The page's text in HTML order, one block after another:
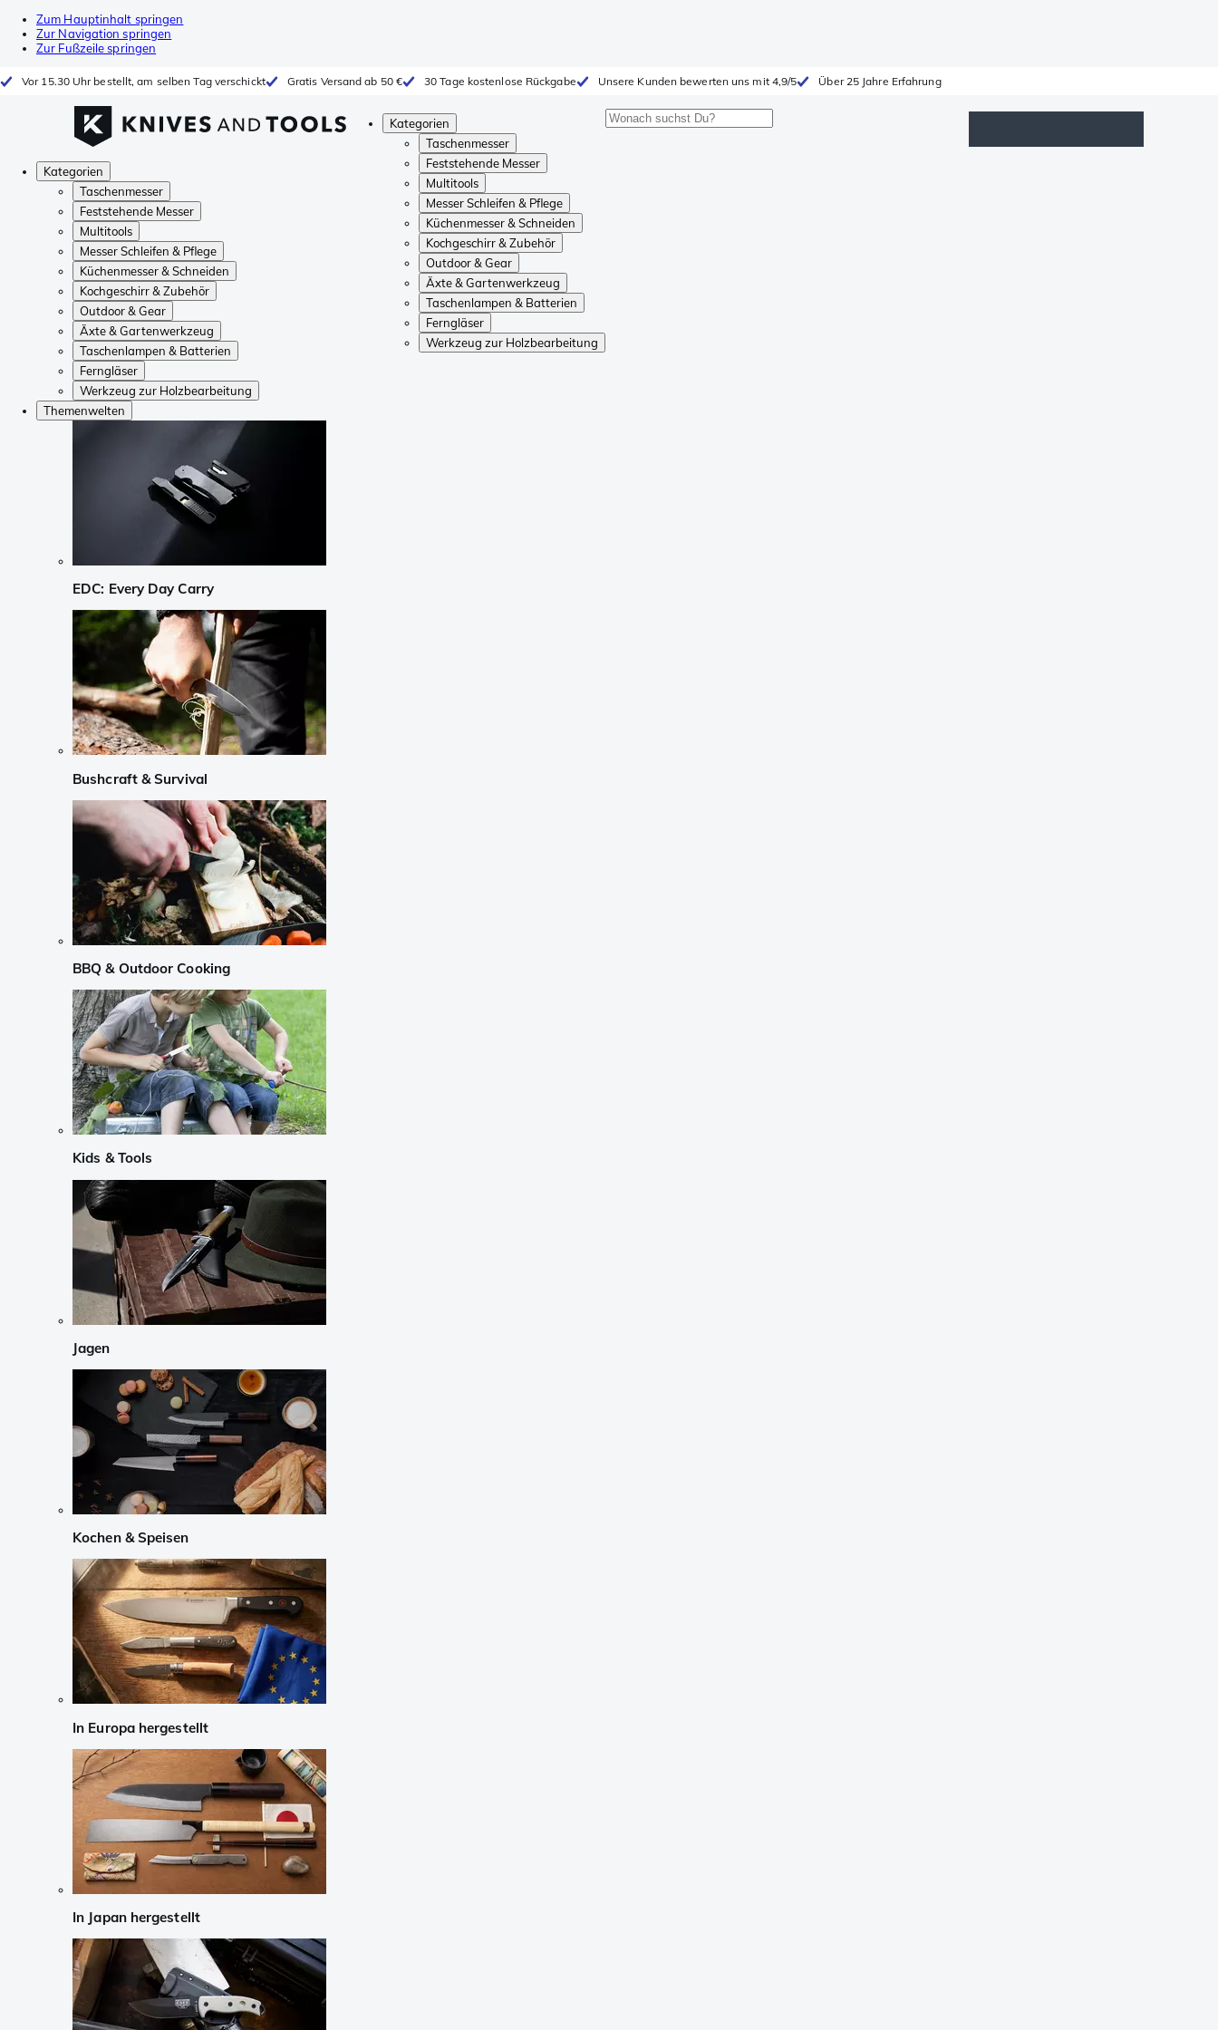
Zum Hauptinhalt springen
Zur Navigation springen
Zur Fußzeile springen
Vor 15.30 Uhr bestellt, am selben Tag verschickt Gratis Versand ab 50 € 30 Tage kostenlose Rückgabe Unsere Kunden bewerten uns mit 4,9/5 Über 25 Jahre Erfahrung
Kategorien
Taschenmesser
Feststehende Messer
Multitools
Messer Schleifen & Pflege
Küchenmesser & Schneiden
Kochgeschirr & Zubehör
Outdoor & Gear
Äxte & Gartenwerkzeug
Taschenlampen & Batterien
Ferngläser
Werkzeug zur Holzbearbeitung
Kategorien
Taschenmesser
Feststehende Messer
Multitools
Messer Schleifen & Pflege
Küchenmesser & Schneiden
Kochgeschirr & Zubehör
Outdoor & Gear
Äxte & Gartenwerkzeug
Taschenlampen & Batterien
Ferngläser
Werkzeug zur Holzbearbeitung
Themenwelten
EDC: Every Day Carry
Bushcraft & Survival
BBQ & Outdoor Cooking
Kids & Tools
Jagen
Kochen & Speisen
In Europa hergestellt
In Japan hergestellt